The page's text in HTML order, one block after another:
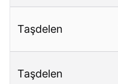
Taşdelen
Taşdelen